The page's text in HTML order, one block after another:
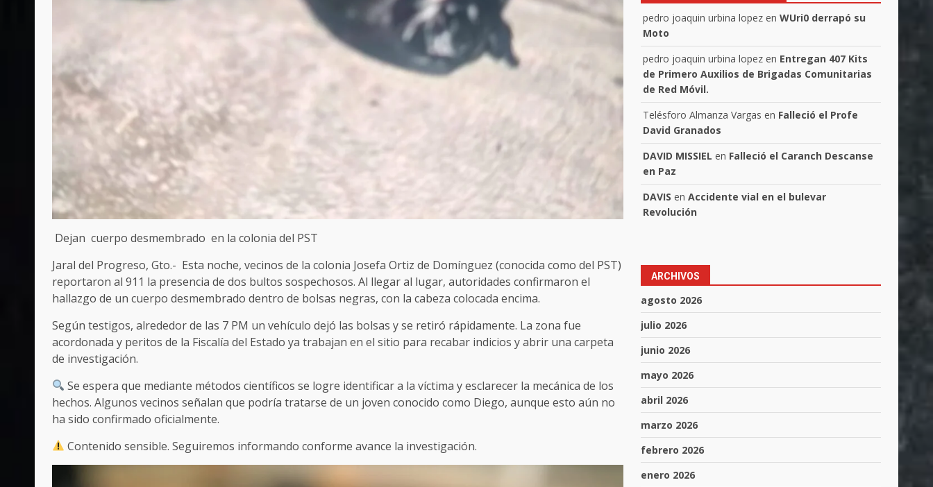
Dejan cuerpo desmembrado en la colonia del PST
Jaral del Progreso, Gto.- Esta noche, vecinos de la colonia Josefa Ortiz de Domínguez (conocida como del PST)
reportaron al 911 la presencia de dos bultos sospechosos. Al llegar al lugar, autoridades confirmaron el
hallazgo de un cuerpo desmembrado dentro de bolsas negras, con la cabeza colocada encima.
Según testigos, alrededor de las 7 PM un vehículo dejó las bolsas y se retiró rápidamente. La zona fue
acordonada y peritos de la Fiscalía del Estado ya trabajan en el sitio para recabar indicios y abrir una carpeta
de investigación.
Se espera que mediante métodos científicos se logre identificar a la víctima y esclarecer la mecánica de los
hechos. Algunos vecinos señalan que podría tratarse de un joven conocido como Diego, aunque esto aún no
ha sido confirmado oficialmente.
Contenido sensible. Seguiremos informando conforme avance la investigación.
pedro joaquin urbina lopez enWUri0 derrapó su
Moto
pedro joaquin urbina lopez en Entregan 407 Kits
de Primero Auxilios de Brigadas Comunitarias
de Red Móvil.
Telésforo Almanza Vargas en Falleció el Profe
David Granados
DAVID MISSIEL en Falleció el Caranch Descanse
en Paz
DAVIS enAccidente vial en el bulevar
Revolución
ARCHIVOS
agosto 2026
julio 2026
junio 2026
mayo 2026
abril 2026
marzo 2026
febrero 2026
enero 2026